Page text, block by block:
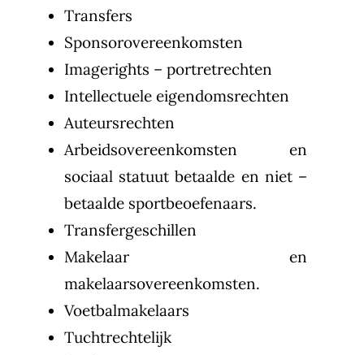
Transfers
Sponsorovereenkomsten
Imagerights – portretrechten
Intellectuele eigendomsrechten
Auteursrechten
Arbeidsovereenkomsten en
sociaal statuut betaalde en niet –
betaalde sportbeoefenaars.
Transfergeschillen
Makelaar en
makelaarsovereenkomsten.
Voetbalmakelaars
Tuchtrechtelijk